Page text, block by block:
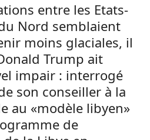
entre les Etats-
Nord semblaient
moins glaciales, il
Trump ait
impair : interrogé
son conseiller à la
au «modèle libyen»
de